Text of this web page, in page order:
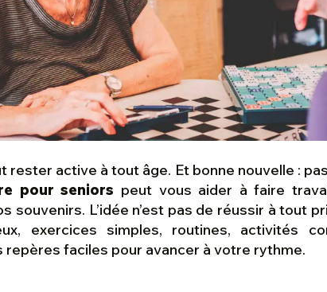
rester active à tout âge. Et bonne nouvelle :
pour seniors peut vous aider à faire
souvenirs. L’idée n’est pas de réussir à tout
exercices simples, routines, activités
repères faciles pour avancer à votre rythme.